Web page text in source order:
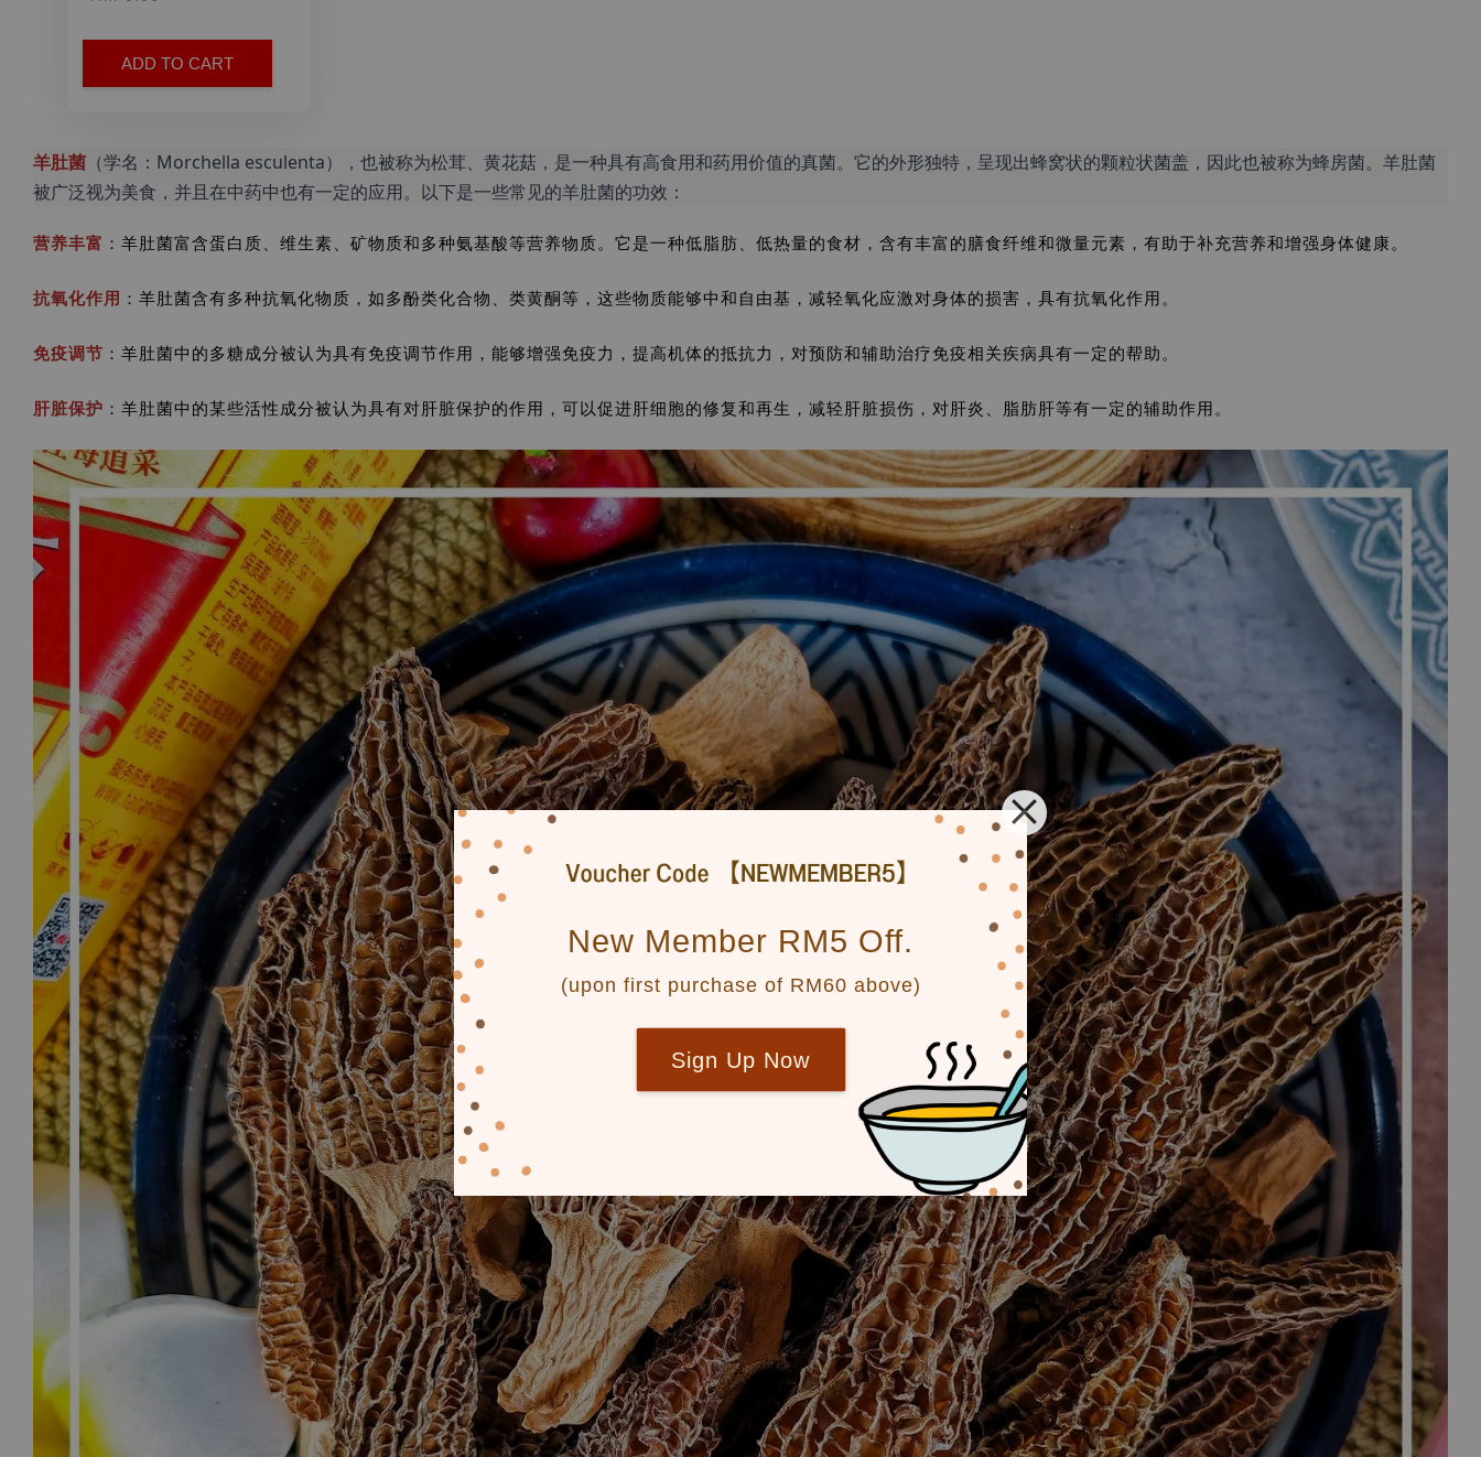
New Member RM5 Off.
(upon first purchase of RM60 above)
Sign Up Now
ADD TO CART
羊肚菌 （学名：Morchella esculenta），也被称为松茸、黄花菇，是一种具有高食用和药用价值的真菌。它的外形独特，呈现出蜂窝状的颗粒状菌盖，因此也被称为蜂房菌。羊肚菌
被广泛视为美食，并且在中药中也有一定的应用。以下是一些常见的羊肚菌的功效：
营养丰富 ：羊肚菌富含蛋白质、维生素、矿物质和多种氨基酸等营养物质。它是一种低脂肪、低热量的食材，含有丰富的膳食纤维和微量元素，有助于补充营养和增强身体健康。
抗氧化作用 ：羊肚菌含有多种抗氧化物质，如多酚类化合物、类黄酮等，这些物质能够中和自由基，减轻氧化应激对身体的损害，具有抗氧化作用。
免疫调节 ：羊肚菌中的多糖成分被认为具有免疫调节作用，能够增强免疫力，提高机体的抵抗力，对预防和辅助治疗免疫相关疾病具有一定的帮助。
肝脏保护 ：羊肚菌中的某些活性成分被认为具有对肝脏保护的作用，可以促进肝细胞的修复和再生，减轻肝脏损伤，对肝炎、脂肪肝等有一定的辅助作用。